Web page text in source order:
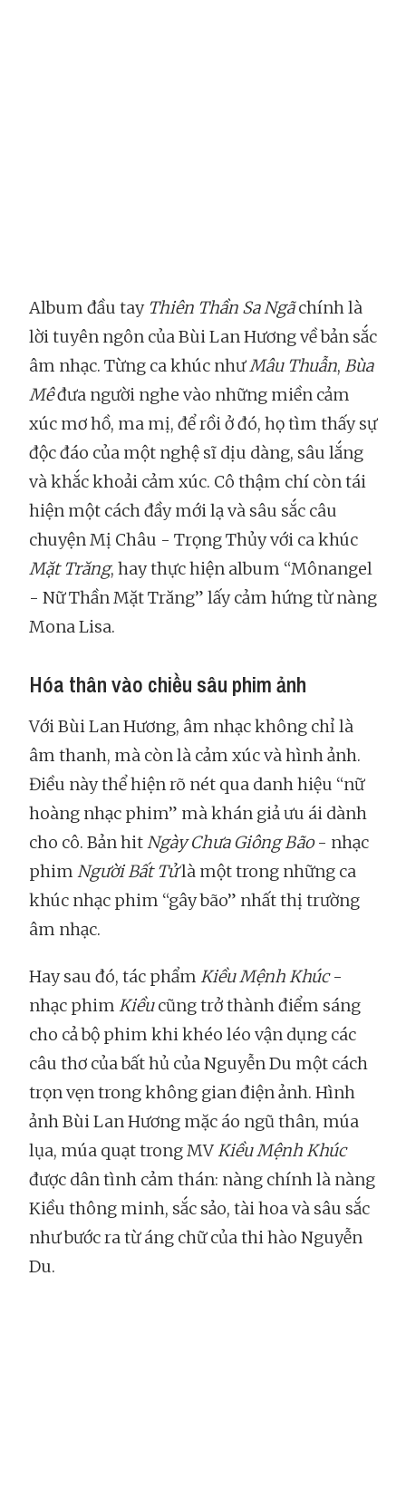
Album đầu tay Thiên Thần Sa Ngãchính là
lời tuyên ngôn của Bùi Lan Hương về bản sắc
âm nhạc. Từng ca khúc nhưMâu Thuẫn, Bùa
Mêđưa người nghe vào những miền cảm
xúc mơ hồ, ma mị, để rồi ở đó, họ tìm thấy sự
độc đáo của một nghệ sĩ dịu dàng, sâu lắng
và khắc khoải cảm xúc. Cô thậm chí còn tái
hiện một cách đầy mới lạ và sâu sắc câu
chuyện Mị Châu - Trọng Thủy với ca khúc
Mặt Trăng, hay thực hiện album “Mônangel
- Nữ Thần Mặt Trăng” lấy cảm hứng từ nàng
Mona Lisa.
Hóa thân vào chiều sâu phim ảnh
Với Bùi Lan Hương, âm nhạc không chỉ là
âm thanh, mà còn là cảm xúc và hình ảnh.
Điều này thể hiện rõ nét qua danh hiệu “nữ
hoàng nhạc phim” mà khán giả ưu ái dành
cho cô. Bản hitNgày Chưa Giông Bão- nhạc
phim Người Bất Tửlà một trong những ca
khúc nhạc phim “gây bão” nhất thị trường
âm nhạc.
Hay sau đó, tác phẩm Kiều Mệnh Khúc-
nhạc phim Kiềucũng trở thành điểm sáng
cho cả bộ phim khi khéo léo vận dụng các
câu thơ của bất hủ của Nguyễn Du một cách
trọn vẹn trong không gian điện ảnh. Hình
ảnh Bùi Lan Hương mặc áo ngũ thân, múa
lụa, múa quạt trong MVKiều Mệnh Khúc
được dân tình cảm thán: nàng chính là nàng
Kiều thông minh, sắc sảo, tài hoa và sâu sắc
như bước ra từ áng chữ của thi hào Nguyễn
Du.